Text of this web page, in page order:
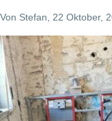
Von Stefan , 22 Oktober,